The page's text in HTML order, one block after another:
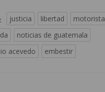
justicia libertad
motorista
noticias de guatemala
acevedo
embestir